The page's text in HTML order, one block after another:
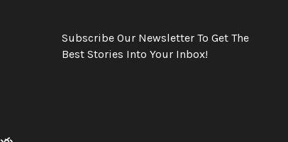
Subscribe Our Newsletter To Get The
Best Stories Into Your Inbox!